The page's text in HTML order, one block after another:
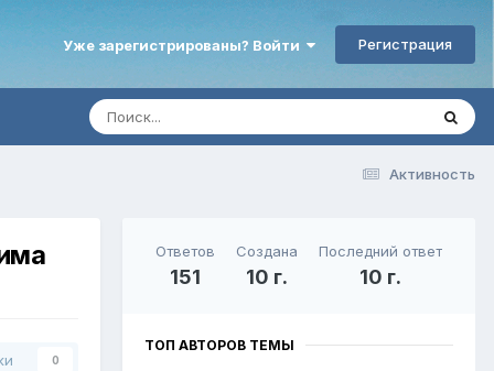
Уже зарегистрированы? Войти Регистрация
Активность
0
Ответов
151
Создана
10 г.
Последний ответ
10 г.
ТОП АВТОРОВ ТЕМЫ